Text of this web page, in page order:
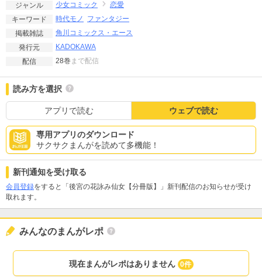
ジャンル
少女コミック
恋愛
キーワード
時代モノ
ファンタジー
掲載雑誌
角川コミックス・エース
発行元
KADOKAWA
配信
28巻 まで配信
読み方を選択
アプリで読む ウェブで読む
専用アプリのダウンロード
サクサクまんがを読めて多機能！
新刊通知を受け取る
会員登録をすると「後宮の花詠み仙女【分冊版】」新刊配信のお知らせが受け
取れます。
みんなのまんがレポ
現在まんがレポはありません 0件